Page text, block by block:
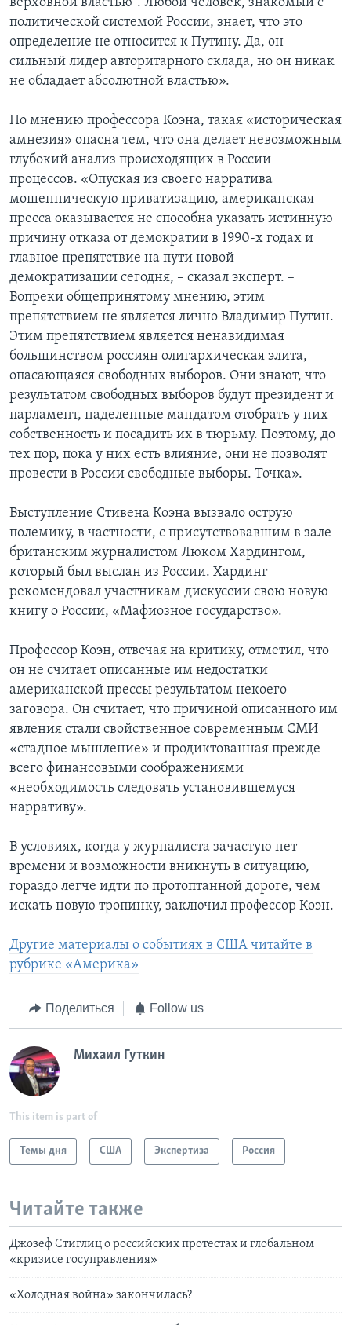
верховной властью". Любой человек, знакомый с
политической системой России, знает, что это
определение не относится к Путину. Да, он
сильный лидер авторитарного склада, но он никак
не обладает абсолютной властью».
По мнению профессора Коэна, такая «историческая
амнезия» опасна тем, что она делает невозможным
глубокий анализ происходящих в России
процессов. «Опуская из своего нарратива
мошенническую приватизацию, американская
пресса оказывается не способна указать истинную
причину отказа от демократии в 1990-х годах и
главное препятствие на пути новой
демократизации сегодня, – сказал эксперт. –
Вопреки общепринятому мнению, этим
препятствием не является лично Владимир Путин.
Этим препятствием является ненавидимая
большинством россиян олигархическая элита,
опасающаяся свободных выборов. Они знают, что
результатом свободных выборов будут президент и
парламент, наделенные мандатом отобрать у них
собственность и посадить их в тюрьму. Поэтому, до
тех пор, пока у них есть влияние, они не позволят
провести в России свободные выборы. Точка».
Выступление Стивена Коэна вызвало острую
полемику, в частности, с присутствовавшим в зале
британским журналистом Люком Хардингом,
который был выслан из России. Хардинг
рекомендовал участникам дискуссии свою новую
книгу о России, «Мафиозное государство».
Профессор Коэн, отвечая на критику, отметил, что
он не считает описанные им недостатки
американской прессы результатом некоего
заговора. Он считает, что причиной описанного им
явления стали свойственное современным СМИ
«стадное мышление» и продиктованная прежде
всего финансовыми соображениями
«необходимость следовать установившемуся
нарративу».
В условиях, когда у журналиста зачастую нет
времени и возможности вникнуть в ситуацию,
гораздо легче идти по протоптанной дороге, чем
искать новую тропинку, заключил профессор Коэн.
Другие материалы о событиях в США читайте в
рубрике «Америка»
Поделиться Follow us
Михаил Гуткин
This item is part of
Темы дня США Экспертиза Россия
Читайте также
Джозеф Стиглиц о российских протестах и глобальном
«кризисе госуправления»
«Холодная война» закончилась?